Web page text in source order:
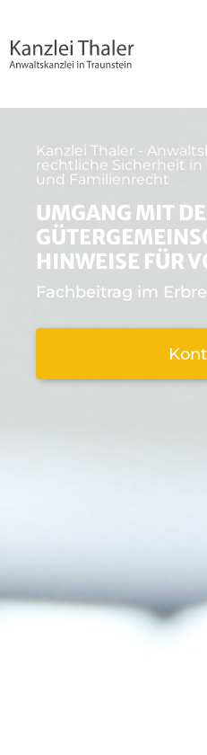
Kanzlei Thaler -
rechtliche Sicherheit
und Familienrecht
UMGANG MIT
HINWEISE FÜR
Fachbeitrag im